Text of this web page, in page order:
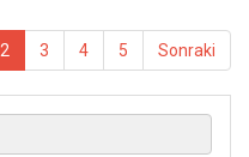
2 3 4 5 Sonraki